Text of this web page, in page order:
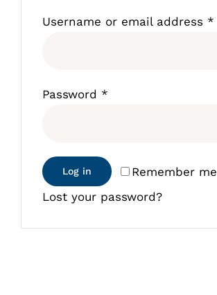
Contact
Username or email address *
Password *
Remember me
Log in
Lost your password?